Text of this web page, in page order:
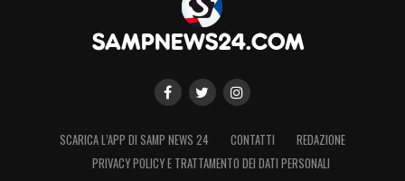
SCARICA L’APP DI SAMP NEWS 24 CONTATTI
REDAZIONE
PRIVACY POLICY E TRATTAMENTO DEI DATI PERSONALI